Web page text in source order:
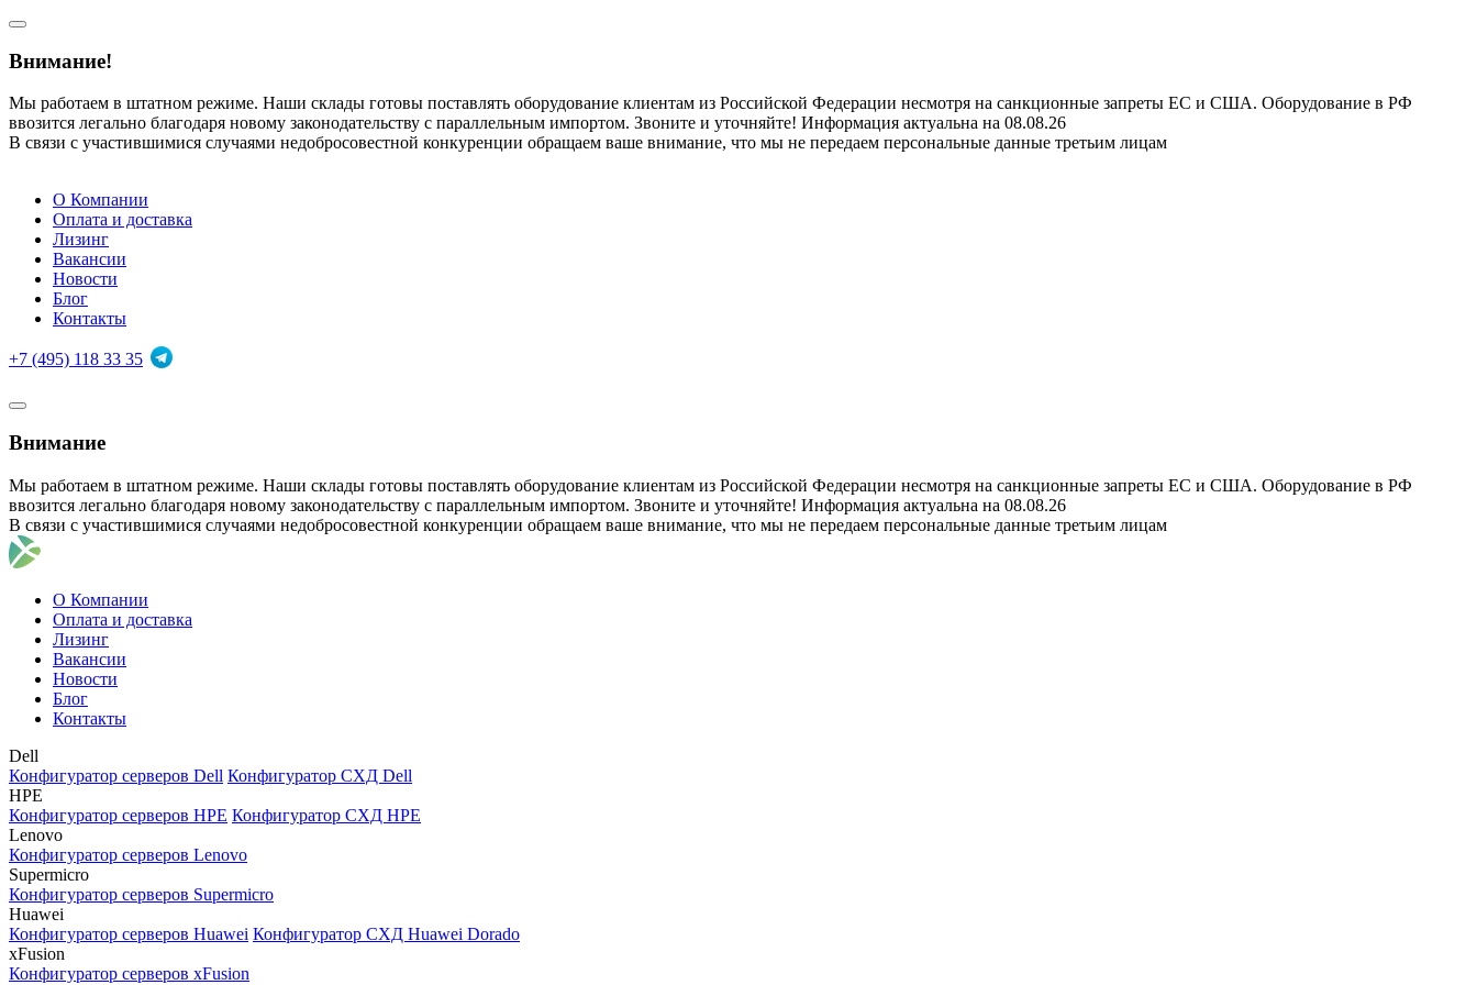
Внимание!
Мы работаем в штатном режиме. Наши склады готовы поставлять оборудование клиентам из Российской Федерации несмотря на санкционные запреты ЕС и США. Оборудование в РФ
ввозится легально благодаря новому законодательству с параллельным импортом. Звоните и уточняйте! Информация актуальна на 08.08.26
В связи с участившимися случаями недобросовестной конкуренции обращаем ваше внимание, что мы не передаем персональные данные третьим лицам
О Компании
Оплата и доставка
Лизинг
Вакансии
Новости
Блог
Контакты
+7 (495) 118 33 35
Внимание
Мы работаем в штатном режиме. Наши склады готовы поставлять оборудование клиентам из Российской Федерации несмотря на санкционные запреты ЕС и США. Оборудование в РФ
ввозится легально благодаря новому законодательству с параллельным импортом. Звоните и уточняйте! Информация актуальна на 08.08.26
В связи с участившимися случаями недобросовестной конкуренции обращаем ваше внимание, что мы не передаем персональные данные третьим лицам
О Компании
Оплата и доставка
Лизинг
Вакансии
Новости
Блог
Контакты
Dell
Конфигуратор серверов Dell Конфигуратор СХД Dell
HPE
Конфигуратор серверов HPE Конфигуратор СХД HPE
Lenovo
Конфигуратор серверов Lenovo
Supermicro
Конфигуратор серверов Supermicro
Huawei
Конфигуратор серверов Huawei Конфигуратор СХД Huawei Dorado
xFusion
Конфигуратор серверов xFusion